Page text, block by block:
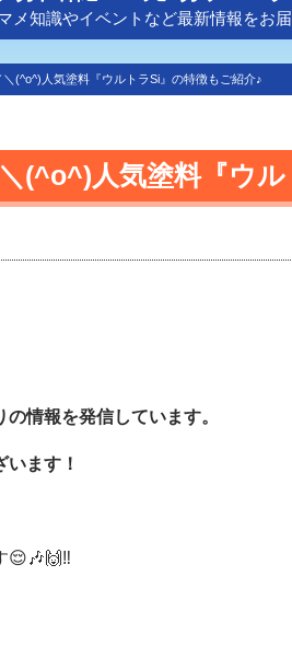
メ知識やイベントなど最新情報をお届
(^o^)人気塗料『ウルトラSi』の特徴もご紹介♪
(^o^)人気塗料『ウ
情報を発信しています。
ます！
😌🎶🙌‼️